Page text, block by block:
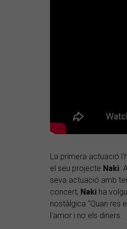
La primera actuació
el seu projecte Naki
seva actuació amb
concert, Naki ha
nostàlgica "Quan res
l'amor i no els diners.